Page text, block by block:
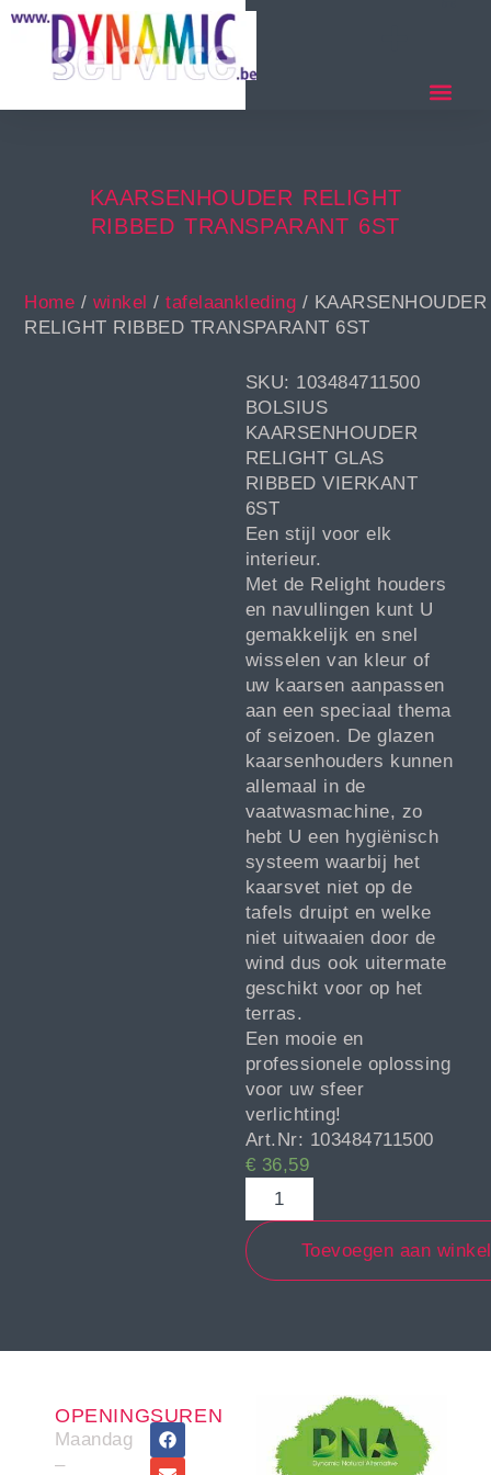
KAARSENHOUDER RELIGHT
RIBBED TRANSPARANT 6ST
Home / winkel /tafelaankleding / KAARSENHOUDER
RELIGHT RIBBED TRANSPARANT 6ST
SKU: 103484711500
BOLSIUS
KAARSENHOUDER
RELIGHT GLAS
RIBBED VIERKANT
6ST
Een stijl voor elk
interieur.
Met de Relight houders
en navullingen kunt U
gemakkelijk en snel
wisselen van kleur of
uw kaarsen aanpassen
aan een speciaal thema
of seizoen. De glazen
kaarsenhouders kunnen
allemaal in de
vaatwasmachine, zo
hebt U een hygiënisch
systeem waarbij het
kaarsvet niet op de
tafels druipt en welke
niet uitwaaien door de
wind dus ook uitermate
geschikt voor op het
terras.
Een mooie en
professionele oplossing
voor uw sfeer
verlichting!
Art.Nr: 103484711500
€ 36,59
Toevoegen aan
OPENINGSUREN
Maandag
–